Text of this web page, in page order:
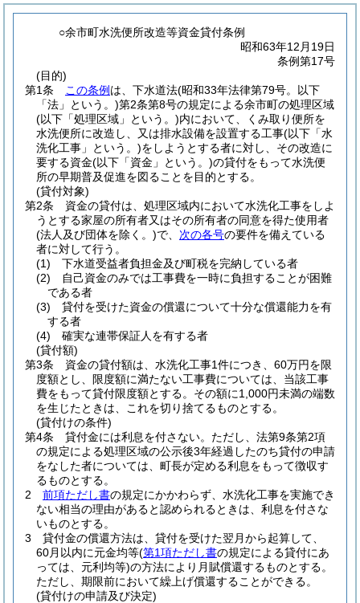
○余市町水洗便所改造等資金貸付条例
昭和63年12月19日
条例第17号
(目的)
第1条
この条例 は、下水道法(昭和33年法律第79号。以下
「法」という。)第2条第8号の規定による余市町の処理区域
(以下「処理区域」という。)内において、くみ取り便所を
水洗便所に改造し、又は排水設備を設置する工事(以下「水
洗化工事」という。)をしようとする者に対し、その改造に
要する資金(以下「資金」という。)の貸付をもって水洗便
所の早期普及促進を図ることを目的とする。
(貸付対象)
第2条
資金の貸付は、処理区域内において水洗化工事をしよ
うとする家屋の所有者又はその所有者の同意を得た使用者
(法人及び団体を除く。)で、 次の各号の要件を備えている
者に対して行う。
(1)
下水道受益者負担金及び町税を完納している者
(2)
自己資金のみでは工事費を一時に負担することが困難
である者
(3)
貸付を受けた資金の償還について十分な償還能力を有
する者
(4)
確実な連帯保証人を有する者
(貸付額)
第3条
資金の貸付額は、水洗化工事1件につき、60万円を限
度額とし、限度額に満たない工事費については、当該工事
費をもって貸付限度額とする。 その額に1,000円未満の端数
を生じたときは、これを切り捨てるものとする。
(貸付けの条件)
第4条
貸付金には利息を付さない。 ただし、法第9条第2項
の規定による処理区域の公示後3年経過したのち貸付の申請
をなした者については、町長が定める利息をもって徴収す
るものとする。
2
前項ただし書の規定にかかわらず、水洗化工事を実施でき
ない相当の理由があると認められるときは、利息を付さな
いものとする。
3
貸付金の償還方法は、貸付を受けた翌月から起算して、
60月以内に元金均等(第1項ただし書の規定による貸付にあ
っては、元利均等)の方法により月賦償還するものとする。
ただし、期限前において繰上げ償還することができる。
(貸付けの申請及び決定)